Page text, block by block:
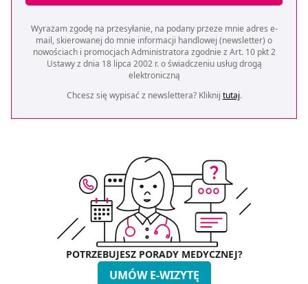
Wyrażam zgodę na przesyłanie, na podany przeze mnie adres e-
mail, skierowanej do mnie informacji handlowej (newsletter) o
nowościach i promocjach Administratora zgodnie z Art. 10 pkt 2
Ustawy z dnia 18 lipca 2002 r. o świadczeniu usług drogą
elektroniczną
Chcesz się wypisać z newslettera? Kliknij tutaj.
POTRZEBUJESZ PORADY MEDYCZNEJ?
UMÓW E-WIZYTĘ